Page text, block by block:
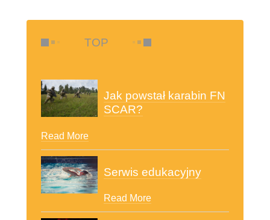
TOP
Jak powstał karabin FN
SCAR?
Read More
Serwis edukacyjny
Read More